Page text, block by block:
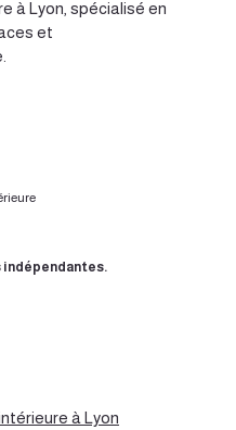
à Lyon , spécialisé en
et
à Lyon